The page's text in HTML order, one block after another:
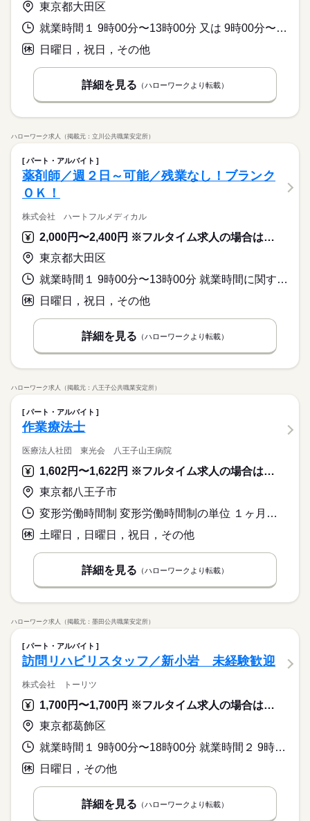
東京都大田区
就業時間１ 9時00分〜13時00分 又は 9時00分〜13時00分の時間の間の4時間程度 就業時間に関する特記事項 ９：００～１３：００ 前後
日曜日，祝日，その他
詳細を見る （ハローワークより転載）
ハローワーク求人（掲載元：立川公共職業安定所）
パート・アルバイト
薬剤師／週２日～可能／残業なし！ブランク
ＯＫ！
株式会社 ハートフルメディカル
2,000円〜2,400円 ※フルタイム求人の場合は月額（換算額）、パート求人の場合は時間額を表示しています。
東京都大田区
就業時間１ 9時00分〜13時00分 就業時間に関する特記事項 ＊９：００～１３：００ 前後
日曜日，祝日，その他
詳細を見る （ハローワークより転載）
ハローワーク求人（掲載元：八王子公共職業安定所）
パート・アルバイト
作業療法士
医療法人社団 東光会 八王子山王病院
1,602円〜1,622円 ※フルタイム求人の場合は月額（換算額）、パート求人の場合は時間額を表示しています。
東京都八王子市
変形労働時間制 変形労働時間制の単位 １ヶ月単位 就業時間１ 8時45分〜17時15分 就業時間に関する特記事項 就業時間は応相談
土曜日，日曜日，祝日，その他
詳細を見る （ハローワークより転載）
ハローワーク求人（掲載元：墨田公共職業安定所）
パート・アルバイト
訪問リハビリスタッフ／新小岩 未経験歓迎
株式会社 トーリツ
1,700円〜1,700円 ※フルタイム求人の場合は月額（換算額）、パート求人の場合は時間額を表示しています。
東京都葛飾区
就業時間１ 9時00分〜18時00分 就業時間２ 9時00分〜13時00分 就業時間３ 13時00分〜18時00分 就業時間に関する特記事項 （１）～（３）のいずれか
日曜日，その他
詳細を見る （ハローワークより転載）